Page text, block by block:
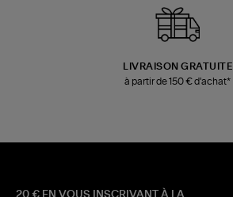
LIVRAISON GRATUITE
à partir de 150 € d'achat*